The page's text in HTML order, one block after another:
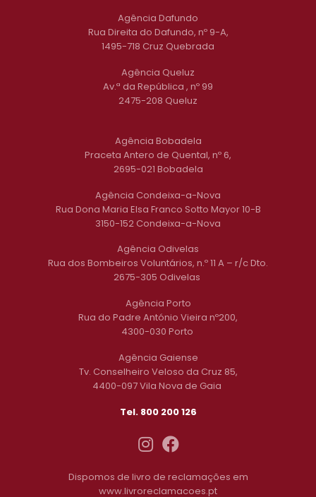
Agência Dafundo
Rua Direita do Dafundo, nº 9-A,
1495-718 Cruz Quebrada
Agência Queluz
Av.ª da República , nº 99
2475-208 Queluz
Agência Bobadela
Praceta Antero de Quental, nº 6,
2695-021 Bobadela
Agência Condeixa-a-Nova
Rua Dona Maria Elsa Franco Sotto Mayor 10-B
3150-152 Condeixa-a-Nova
Agência Odivelas
Rua dos Bombeiros Voluntários, n.º 11 A – r/c Dto.
2675-305 Odivelas
Agência Porto
Rua do Padre António Vieira nº200,
4300-030 Porto
Agência Gaiense
Tv. Conselheiro Veloso da Cruz 85,
4400-097 Vila Nova de Gaia
Tel. 800 200 126
Dispomos de livro de reclamações em
www.livroreclamacoes.pt